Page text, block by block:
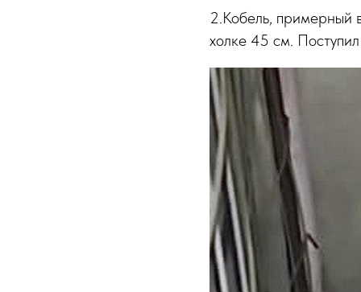
2.Кобель, примерный
холке 45 см.